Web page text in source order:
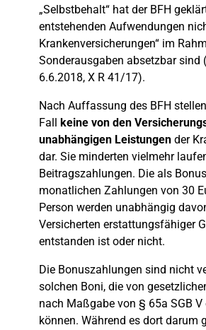
„Selbstbehalt“ hat der BFH
entstehenden Aufwendungen
Krankenversicherungen“ im
Sonderausgaben absetzbar sind
6.6.2018, X R 41/17).
Nach Auffassung des BFH
Fall keine von den
unabhängigen Leistungen der
dar. Sie minderten vielmehr
Beitragszahlungen. Die als
monatlichen Zahlungen von 30
Person werden unabhängig
Versicherten erstattungsfähiger
entstanden ist oder nicht.
Die Bonuszahlungen sind nicht
solchen Boni, die von
nach Maßgabe von § 65a SGB V
können. Während es dort darum